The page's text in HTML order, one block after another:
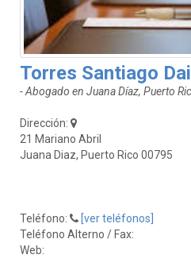
Torres Santiago
- Abogado en Juana Díaz, Puerto
Dirección:
21 Mariano Abril
Juana Diaz, Puerto Rico 00795
Teléfono:
[ver teléfonos]
Teléfono Alterno / Fax:
Web: